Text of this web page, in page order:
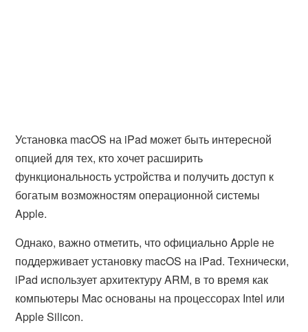
Установка macOS на iPad может быть интересной
опцией для тех, кто хочет расширить
функциональность устройства и получить доступ к
богатым возможностям операционной системы
Apple.
Однако, важно отметить, что официально Apple не
поддерживает установку macOS на iPad. Технически,
iPad использует архитектуру ARM, в то время как
компьютеры Mac основаны на процессорах Intel или
Apple Silicon.